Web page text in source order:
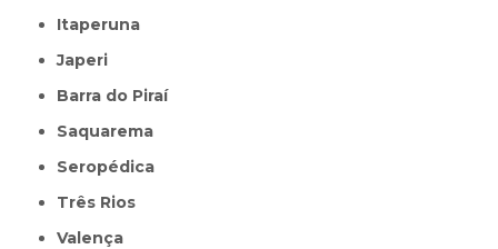
Itaperuna
Japeri
Barra do Piraí
Saquarema
Seropédica
Três Rios
Valença